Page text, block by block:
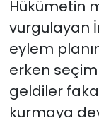
Hükümetin
vurgulayan
eylem
erken
geldiler
kurmaya
Yazarlar